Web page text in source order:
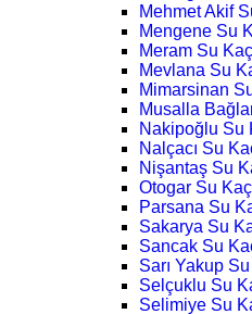
Mehmet Akif
Mengene Su
Meram Su
Mevlana Su
Mimarsinan
Musalla
Nakipoğlu Su
Nalçacı Su
Nişantaş Su
Otogar Su
Parsana Su
Sakarya Su
Sancak Su
Sarı Yakup
Selçuklu Su
Selimiye Su